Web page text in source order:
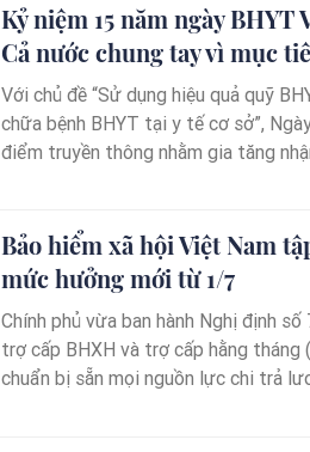
Kỷ niệm 15 năm ngày
Cả nước chung tay vì mục
Với chủ đề “Sử dụng hiệu quả quỹ
chữa bệnh BHYT tại y tế cơ sở”,
điểm truyền thông nhằm gia tăng
càng thu hút người dân tham gia
Bảo hiểm xã hội Việt Nam
mức hưởng mới từ 1/7
Chính phủ vừa ban hành Nghị định
trợ cấp BHXH và trợ cấp hằng
chuẩn bị sẵn mọi nguồn lực chi trả